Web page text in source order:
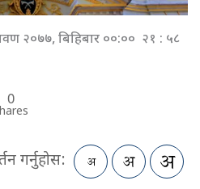
२०७७, बिहिबार ००:०० २१ : ५८
0
गर्नुहोस: